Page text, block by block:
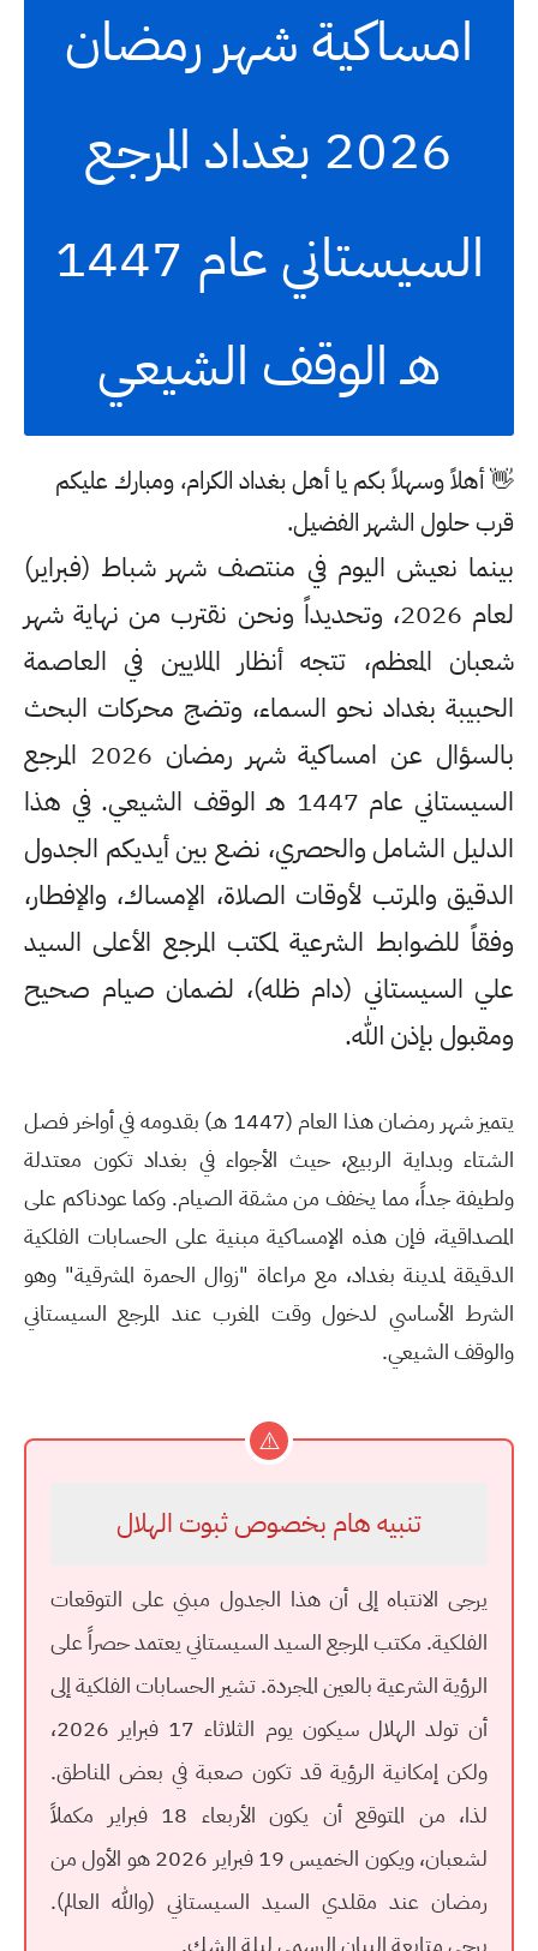
امساكية شهر رمضان
2026 بغداد المرجع
السيستاني عام 1447
هـ الوقف الشيعي
👋أهلاً وسهلاً بكم يا أهل بغداد الكرام، ومبارك عليكم
قرب حلول الشهر الفضيل.
بينما نعيش اليوم في منتصف شهر شباط (فبراير)
لعام 2026، وتحديداً ونحن نقترب من نهاية شهر
شعبان المعظم، تتجه أنظار الملايين في العاصمة
الحبيبة بغداد نحو السماء، وتضج محركات البحث
بالسؤال عن
امساكية شهر رمضان 2026 المرجع
السيستاني عام 1447 هـ الوقف الشيعي
. في هذا
الدليل الشامل والحصري، نضع بين أيديكم الجدول
الدقيق والمرتب لأوقات الصلاة، الإمساك، والإفطار،
وفقاً للضوابط الشرعية لمكتب المرجع الأعلى السيد
علي السيستاني (دام ظله)، لضمان صيام صحيح
ومقبول بإذن الله.
يتميز شهر رمضان هذا العام (1447 هـ) بقدومه في أواخر فصل
الشتاء وبداية الربيع، حيث الأجواء في بغداد تكون معتدلة
ولطيفة جداً، مما يخفف من مشقة الصيام. وكما عودناكم على
المصداقية، فإن هذه الإمساكية مبنية على الحسابات الفلكية
الدقيقة لمدينة بغداد، مع مراعاة "زوال الحمرة المشرقية" وهو
الشرط الأساسي لدخول وقت المغرب عند المرجع السيستاني
والوقف الشيعي.
⚠️
تنبيه هام بخصوص ثبوت الهلال
يرجى الانتباه إلى أن هذا الجدول مبني على التوقعات
الفلكية. مكتب المرجع السيد السيستاني يعتمد حصراً على
الرؤية الشرعية بالعين المجردة. تشير الحسابات الفلكية إلى
أن تولد الهلال سيكون يوم الثلاثاء 17 فبراير 2026،
ولكن إمكانية الرؤية قد تكون صعبة في بعض المناطق.
لذا، من المتوقع أن يكون الأربعاء 18 فبراير
مكملاً
لشعبان، ويكون الخميس 19 فبراير 2026
هو الأول من
رمضان عند مقلدي السيد السيستاني (والله العالم).
يرجى متابعة البيان الرسمي ليلة الشك.